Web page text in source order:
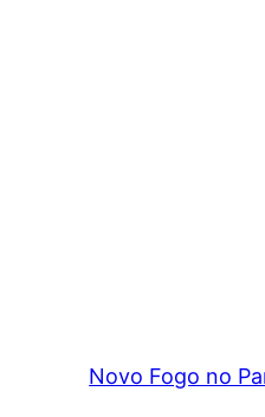
Novo Fogo no